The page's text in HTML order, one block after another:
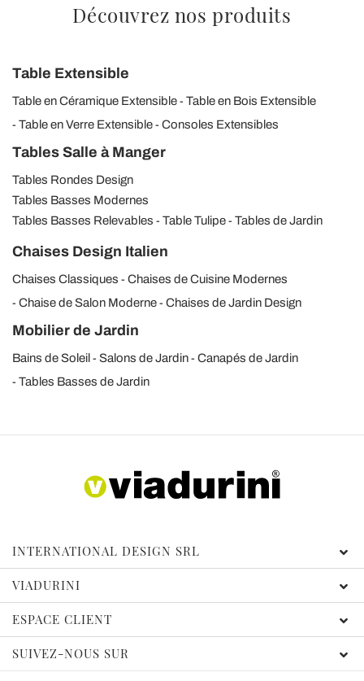
Découvrez nos produits
Table Extensible
Table en Céramique Extensible
Table en Bois Extensible
Table en Verre Extensible
Consoles Extensibles
Tables Salle à Manger
Tables Rondes Design
Tables Basses Modernes
Tables Basses Relevables
Table Tulipe Tables de Jardin
Chaises Design Italien
Chaises Classiques
Chaises de Cuisine Modernes
Chaise de Salon Moderne
Chaises de Jardin Design
Mobilier de Jardin
Bains de Soleil Salons de Jardin
Canapés de Jardin
Tables Basses de Jardin
INTERNATIONAL DESIGN SRL
VIADURINI
ESPACE CLIENT
SUIVEZ-NOUS SUR